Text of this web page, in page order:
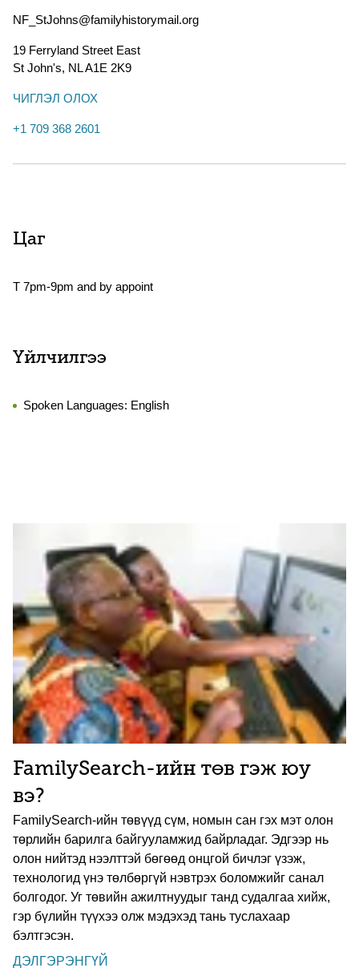
NF_StJohns@familyhistorymail.org
19 Ferryland Street East
St John's, NLA1E 2K9
ЧИГЛЭЛ ОЛОХ
+1 709 368 2601
Цаг
T 7pm-9pm and by appoint
Үйлчилгээ
Spoken Languages: English
FamilySearch-ийн төв гэж юу
вэ?
FamilySearch-ийн төвүүд сүм, номын сан гэх мэт олон
төрлийн барилга байгууламжид байрладаг. Эдгээр нь
олон нийтэд нээлттэй бөгөөд онцгой бичлэг үзэж,
технологид үнэ төлбөргүй нэвтрэх боломжийг санал
болгодог. Уг төвийн ажилтнуудыг танд судалгаа хийж,
гэр бүлийн түүхээ олж мэдэхэд тань туслахаар
бэлтгэсэн.
ДЭЛГЭРЭНГҮЙ